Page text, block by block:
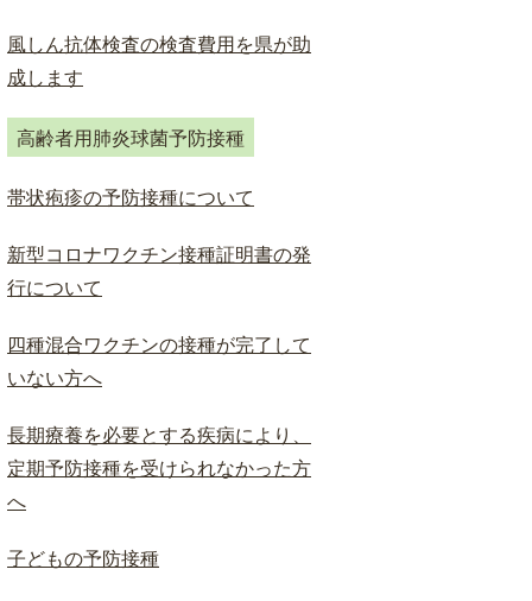
風しん抗体検査の検査費用を県が助
成します
高齢者用肺炎球菌予防接種
帯状疱疹の予防接種について
新型コロナワクチン接種証明書の発
行について
四種混合ワクチンの接種が完了して
いない方へ
長期療養を必要とする疾病により、
定期予防接種を受けられなかった方
へ
子どもの予防接種